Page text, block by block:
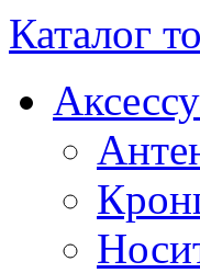
Каталог